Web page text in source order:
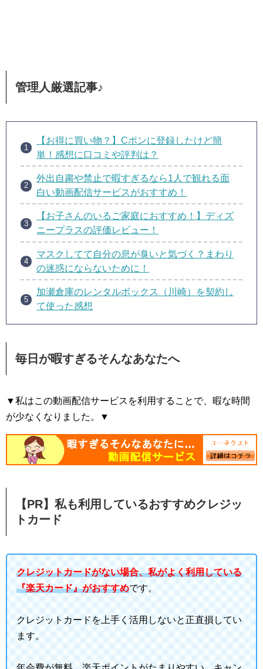
管理人厳選記事♪
【お得に買い物？】Cポンに登録したけど簡
単！感想に口コミや評判は？
外出自粛や禁止で暇すぎるなら1人で観れる面
白い動画配信サービスがおすすめ！
【お子さんのいるご家庭におすすめ！】ディズ
ニープラスの評価レビュー！
マスクしてて自分の息が臭いと気づく？まわり
の迷惑にならないために！
加瀬倉庫のレンタルボックス（川崎）を契約し
て使った感想
毎日が暇すぎるそんなあなたへ
▼私はこの動画配信サービスを利用することで、暇な時間
が少なくなりました。▼
【PR】私も利用しているおすすめクレジッ
トカード
クレジットカードがない場合、私がよく利用している
『楽天カード』がおすすめです。
クレジットカードを上手く活用しないと正直損してい
ます。